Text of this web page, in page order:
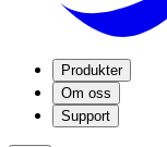
Produkter
Om oss
Support